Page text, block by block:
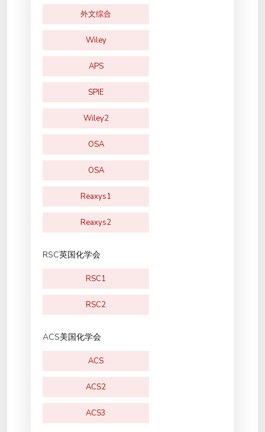
外文综合
Wiley
APS
SPIE
Wiley2
OSA
OSA
Reaxys1
Reaxys2
RSC英国化学会
RSC1
RSC2
ACS美国化学会
ACS
ACS2
ACS3